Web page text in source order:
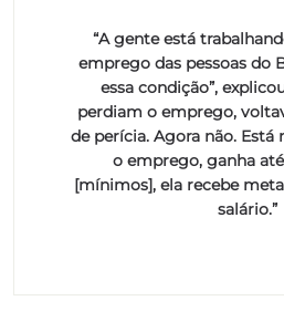
“A gente está
emprego das pessoas do
essa condição”,
perdiam o emprego,
de perícia. Agora não. Está
o emprego, ganha
[mínimos], ela recebe
salário.”